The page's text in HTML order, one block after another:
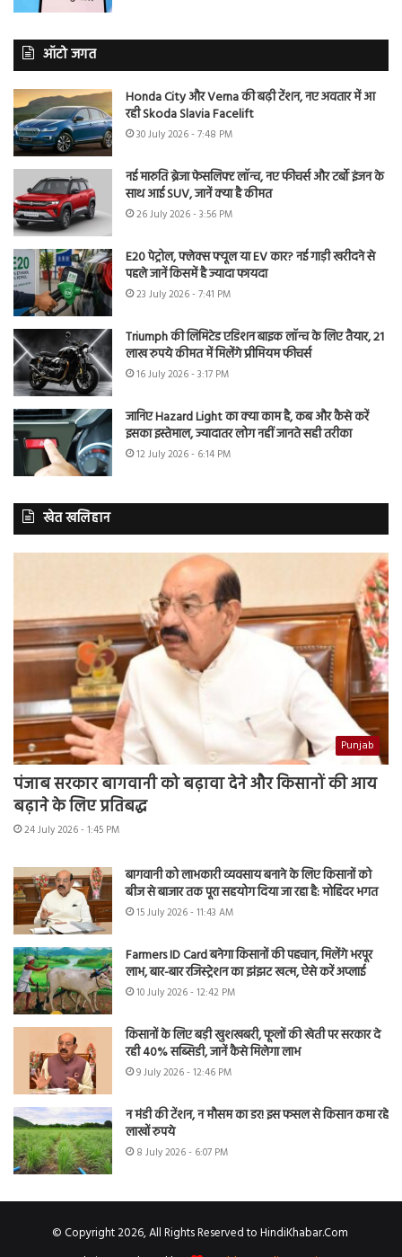
ऑटो जगत
Honda City और Verna की बढ़ी टेंशन, नए अवतार में आ
रही Skoda Slavia Facelift
30 July 2026 - 7:48 PM
नई मारुति ब्रेजा फेसलिफ्ट लॉन्च, नए फीचर्स और टर्बो इंजन के
साथ आई SUV, जानें क्या है कीमत
26 July 2026 - 3:56 PM
E20 पेट्रोल, फ्लेक्स फ्यूल या EV कार? नई गाड़ी खरीदने से
पहले जानें किसमें है ज्यादा फायदा
23 July 2026 - 7:41 PM
Triumph की लिमिटेड एडिशन बाइक लॉन्च के लिए तैयार, 21
लाख रुपये कीमत में मिलेंगे प्रीमियम फीचर्स
16 July 2026 - 3:17 PM
जानिए Hazard Light का क्या काम है, कब और कैसे करें
इसका इस्तेमाल, ज्यादातर लोग नहीं जानते सही तरीका
12 July 2026 - 6:14 PM
खेत खलिहान
Punjab
पंजाब सरकार बागवानी को बढ़ावा देने और किसानों की आय
बढ़ाने के लिए प्रतिबद्ध
24 July 2026 - 1:45 PM
बागवानी को लाभकारी व्यवसाय बनाने के लिए किसानों को
बीज से बाजार तक पूरा सहयोग दिया जा रहा है: मोहिंदर भगत
15 July 2026 - 11:43 AM
Farmers ID Card बनेगा किसानों की पहचान, मिलेंगे भरपूर
लाभ, बार-बार रजिस्ट्रेशन का झंझट खत्म, ऐसे करें अप्लाई
10 July 2026 - 12:42 PM
किसानों के लिए बड़ी खुशखबरी, फूलों की खेती पर सरकार दे
रही 40% सब्सिडी, जानें कैसे मिलेगा लाभ
9 July 2026 - 12:46 PM
न मंडी की टेंशन, न मौसम का डर! इस फसल से किसान कमा रहे
लाखों रुपये
8 July 2026 - 6:07 PM
© Copyright 2026, All Rights Reserved to HindiKhabar.Com